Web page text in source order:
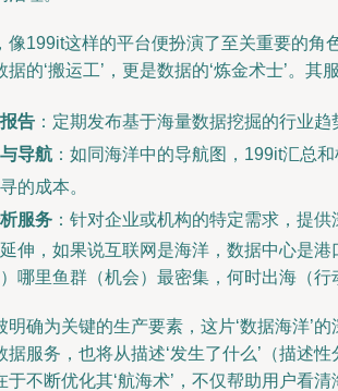
像199it这样的平台便扮演了至关重要的
的‘搬运工’，更是数据的‘炼金术士’。其
告 ：定期发布基于海量数据挖掘的行业
导航 ：如同海洋中的导航图，199it汇总
的成本。
服务 ：针对企业或机构的特定需求，提
延伸，如果说互联网是海洋，数据中心是
）哪里鱼群（机会）最密集，何时出海（
明确为关键的生产要素，这片‘数据海洋’
据服务，也将从描述‘发生了什么’（描述
不断优化其‘航海术’，不仅帮助用户看